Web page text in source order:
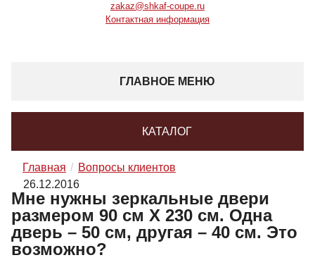
zakaz@shkaf-coupe.ru
Контактная информация
ГЛАВНОЕ МЕНЮ
КАТАЛОГ
Главная
Вопросы клиентов
26.12.2016
Мне нужны зеркальные двери
размером 90 см Х 230 см. Одна
дверь – 50 см, другая – 40 см. Это
возможно?